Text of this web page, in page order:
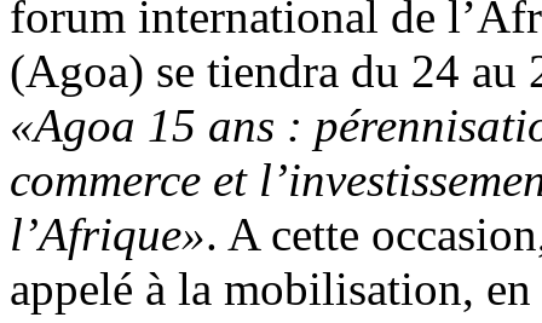
forum international de
(Agoa) se tiendra du 24
«Agoa 15 ans :
commerce et
l’Afrique». A cette
appelé à la mobilisation,